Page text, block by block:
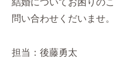
結婚についてお困りの
問い合わせくだいませ。
担当：後藤勇太